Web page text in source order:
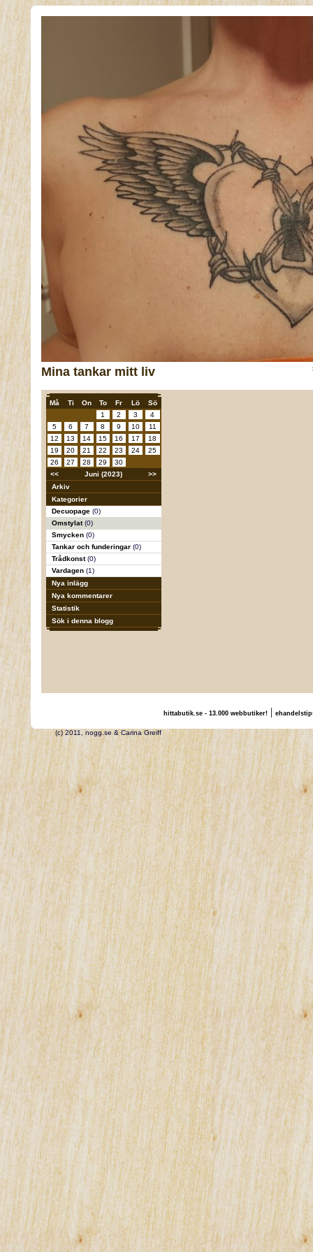
Mina tankar mitt liv
Må Ti On To Fr Lö
Sö
1
2 3
4
5
6 7 8 9 10
11
12
13 14 15 16 17
18
19
20 21 22 23 24
25
26
27 28 29
30
<<
Juni (2023)
>>
Arkiv
Kategorier
Decuopage (0)
Omstylat(0)
Smycken (0)
Tankar och funderingar (0)
Trådkonst(0)
Vardagen (1)
Nya inlägg
Nya kommentarer
Statistik
Sök i denna blogg
hittabutik.se - 13.000 webbutiker!|
(c) 2011, nogg.se & Carina Greiff